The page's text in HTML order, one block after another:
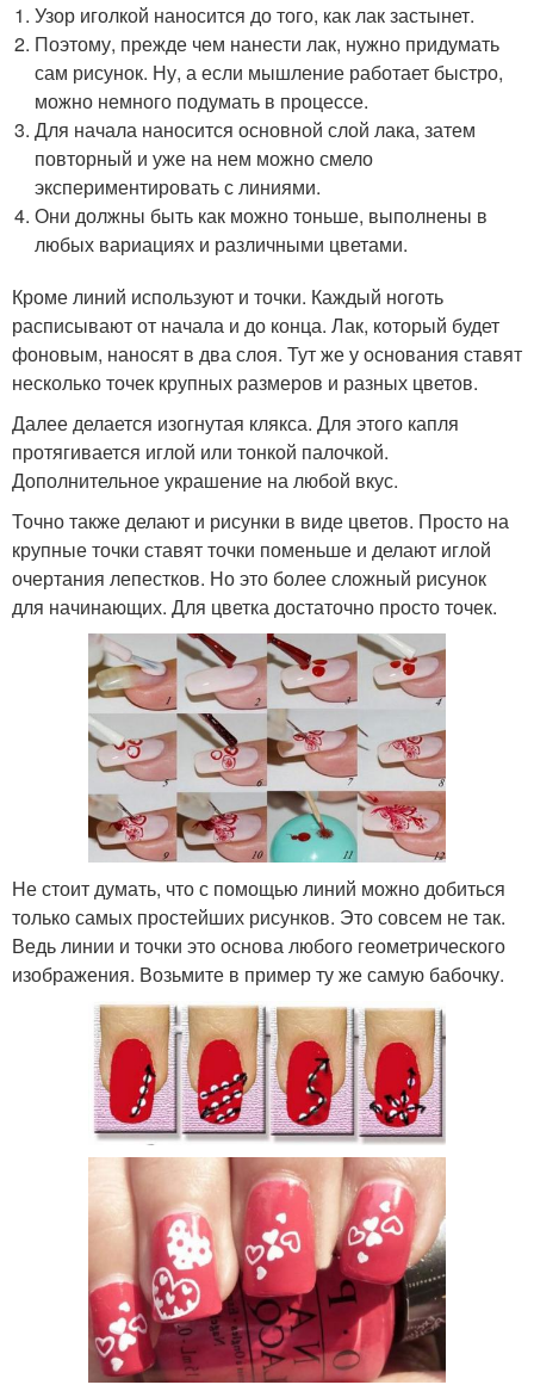
Узор иголкой наносится до того, как лак застынет.
Поэтому, прежде чем нанести лак, нужно придумать
сам рисунок. Ну, а если мышление работает быстро,
можно немного подумать в процессе.
Для начала наносится основной слой лака, затем
повторный и уже на нем можно смело
экспериментировать с линиями.
Они должны быть как можно тоньше, выполнены в
любых вариациях и различными цветами.
Кроме линий используют и точки. Каждый ноготь
расписывают от начала и до конца. Лак, который будет
фоновым, наносят в два слоя. Тут же у основания ставят
несколько точек крупных размеров и разных цветов.
Далее делается изогнутая клякса. Для этого капля
протягивается иглой или тонкой палочкой.
Дополнительное украшение на любой вкус.
Точно также делают и рисунки в виде цветов. Просто на
крупные точки ставят точки поменьше и делают иглой
очертания лепестков. Но это более сложный рисунок
для начинающих. Для цветка достаточно просто точек.
Не стоит думать, что с помощью линий можно добиться
только самых простейших рисунков. Это совсем не так.
Ведь линии и точки это основа любого геометрического
изображения. Возьмите в пример ту же самую бабочку.